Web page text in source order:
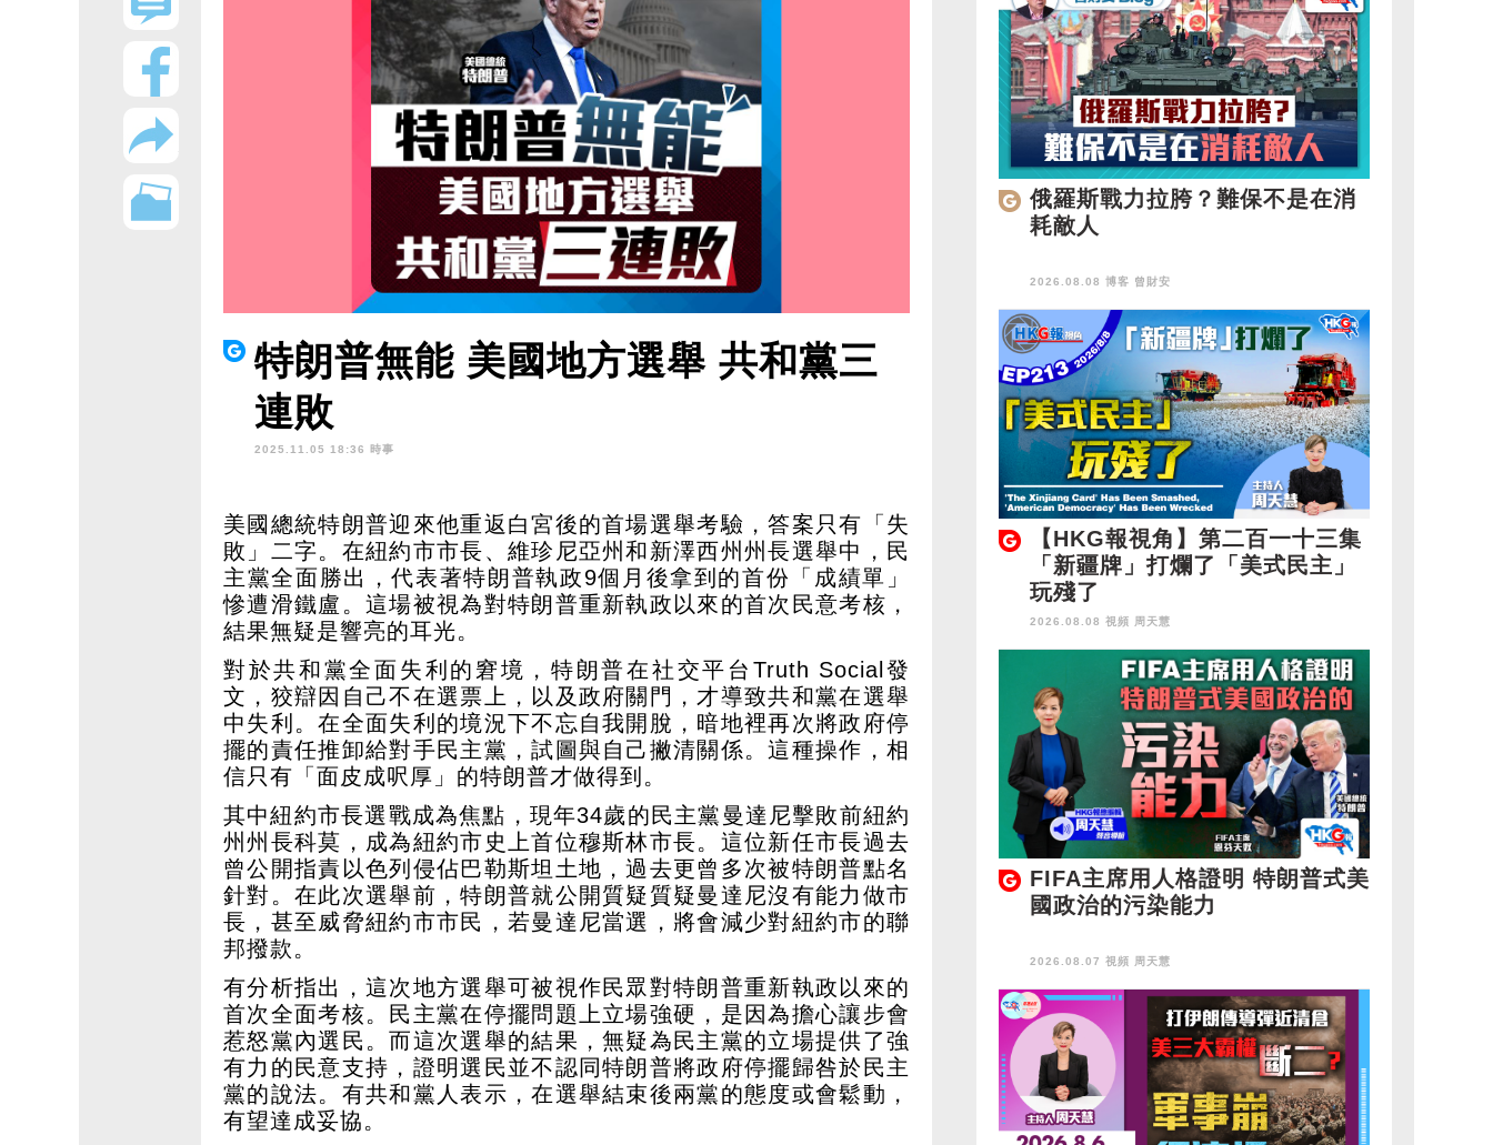
特朗普無能 美國地方選舉 共和黨三
連敗
2025.11.05 18:36 時事
美國總統特朗普迎來他重返白宮後的首場選舉考驗，答案只有「失
敗」二字。在紐約市市長、維珍尼亞州和新澤西州州長選舉中，民
主黨全面勝出，代表著特朗普執政9個月後拿到的首份「成績單」
慘遭滑鐵盧。這場被視為對特朗普重新執政以來的首次民意考核，
結果無疑是響亮的耳光。
對於共和黨全面失利的窘境，特朗普在社交平台Truth Social發
文，狡辯因自己不在選票上，以及政府關門，才導致共和黨在選舉
中失利。在全面失利的境況下不忘自我開脫，暗地裡再次將政府停
擺的責任推卸給對手民主黨，試圖與自己撇清關係。這種操作，相
信只有「面皮成呎厚」的特朗普才做得到。
其中紐約市長選戰成為焦點，現年34歲的民主黨曼達尼擊敗前紐約
州州長科莫，成為紐約市史上首位穆斯林市長。這位新任市長過去
曾公開指責以色列侵佔巴勒斯坦土地，過去更曾多次被特朗普點名
針對。在此次選舉前，特朗普就公開質疑質疑曼達尼沒有能力做市
長，甚至威脅紐約市市民，若曼達尼當選，將會減少對紐約市的聯
邦撥款。
有分析指出，這次地方選舉可被視作民眾對特朗普重新執政以來的
首次全面考核。民主黨在停擺問題上立場強硬，是因為擔心讓步會
惹怒黨內選民。而這次選舉的結果，無疑為民主黨的立場提供了強
有力的民意支持，證明選民並不認同特朗普將政府停擺歸咎於民主
黨的說法。有共和黨人表示，在選舉結束後兩黨的態度或會鬆動，
有望達成妥協。
俄羅斯戰力拉胯？難保不是在消
耗敵人
2026.08.08 博客 曾財安
【HKG報視角】第二百一十三集
「新疆牌」打爛了「美式民主」
玩殘了
2026.08.08 視頻 周天慧
FIFA主席用人格證明 特朗普式美
國政治的污染能力
2026.08.07 視頻 周天慧